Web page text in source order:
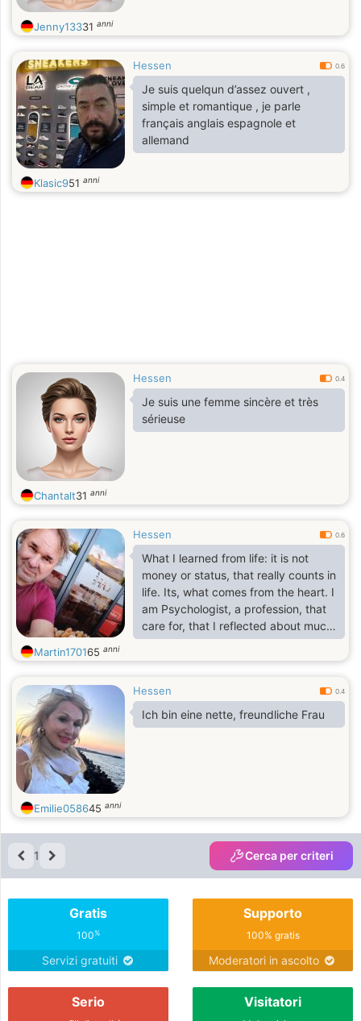
Jenny13331 anni
Hessen 0.6
Je suis quelqun d’assez ouvert ,
simple et romantique , je parle
français anglais espagnole et
allemand
Klasic951 anni
Hessen 0.4
Je suis une femme sincère et très
sérieuse
Chantalt31 anni
Hessen 0.6
What I learned from life: it is not
money or status, that really counts in
life. Its, what comes from the heart. I
am Psychologist, a profession, that
care for, that I reflected about much,
one often never think about. One
needs to care for the material basis
care for making the world a little bit
better, with small steps around the
own life. I am motivated to help
Martin170165 anni
Hessen 0.4
Ich bin eine nette, freundliche Frau
Emilie058645 anni
1 Cerca per criteri
Gratis
100%
Servizi gratuiti
Supporto
100% gratis
Moderatori in ascolto
Serio Visitatori